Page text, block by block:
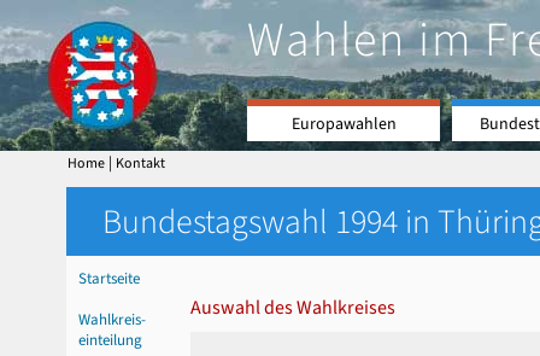
Wahlen im
Europawahlen
Home | Kontakt
Bundestagswahl 1994 in
Startseite
Wahlkreis-
einteilung
Auswahl des Wahlkreises